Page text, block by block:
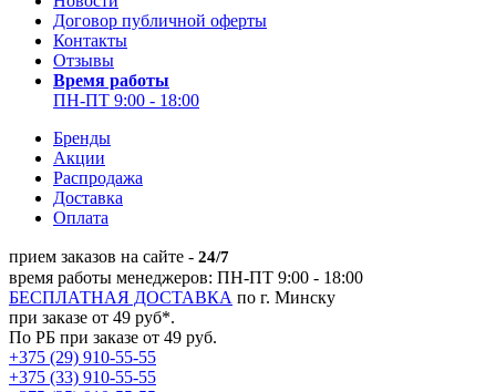
Договор публичной оферты
Контакты
Отзывы
Время работы
ПН-ПТ 9:00 - 18:00
Бренды
Акции
Распродажа
Доставка
Оплата
прием заказов на сайте - 24/7
время работы менеджеров: ПН-ПТ 9:00 - 18:00
БЕСПЛАТНАЯ ДОСТАВКА по г. Минску
при заказе от 49 руб*.
По РБ при заказе от 49 руб.
+375 (29) 910-55-55
+375 (33) 910-55-55